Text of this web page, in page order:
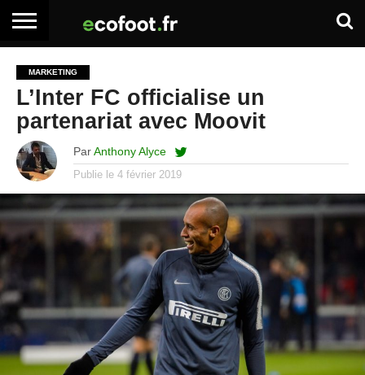
ARTICLES
PREMIUM
ADHÉSION
PREMIUM
SE
CONNECTER
EMPLOI
BOITE
À
OUTILS
MARKETING
L’Inter FC officialise un
partenariat avec Moovit
Par Anthony Alyce
Publie le 4 février 2019